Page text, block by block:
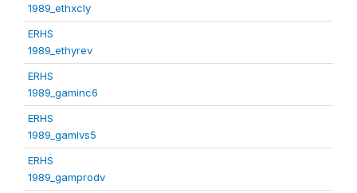
1989_ethxcly
ERHS
1989_ethyrev
ERHS
1989_gaminc6
ERHS
1989_gamlvs5
ERHS
1989_gamprodv